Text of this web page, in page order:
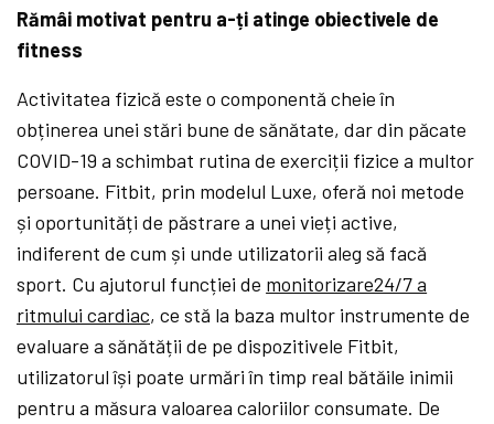
Rămâi motivat pentru a-ți atinge obiectivele de
fitness
Activitatea fizică este o componentă cheie în
obținerea unei stări bune de sănătate, dar din păcate
COVID-19 a schimbat rutina de exerciții fizice a multor
persoane. Fitbit, prin modelul Luxe, oferă noi metode
și oportunități de păstrare a unei vieți active,
indiferent de cum și unde utilizatorii aleg să facă
sport. Cu ajutorul funcției de monitorizare24/7 a
ritmului cardiac, ce stă la baza multor instrumente de
evaluare a sănătății de pe dispozitivele Fitbit,
utilizatorul își poate urmări în timp real bătăile inimii
pentru a măsura valoarea caloriilor consumate. De